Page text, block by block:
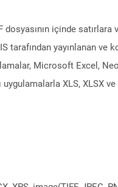
içinde satırlara
tarafından yayınlanan ve
Microsoft Excel,
XLS, XLSX